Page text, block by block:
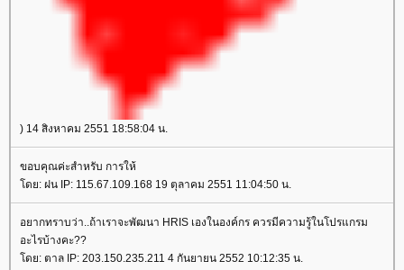
) 14 สิงหาคม 2551 18:58:04 น.
ขอบคุณค่ะสำหรับ การให้
ดย: ฝน IP: 115.67.109.168 19 ตุลาคม 2551 11:04:50 น.
อยากทราบว่า..ถ้าเราจะพัฒนา HRIS เองในองค์กร ควรมีความรู้ในโปรแกรม
อะไรบ้างคะ??
ดย: ตาล IP: 203.150.235.211 4 กันยายน 2552 10:12:35 น.